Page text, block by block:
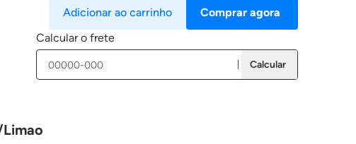
Comprar agora
Adicionar ao carrinho
Calcular o frete
Calcular